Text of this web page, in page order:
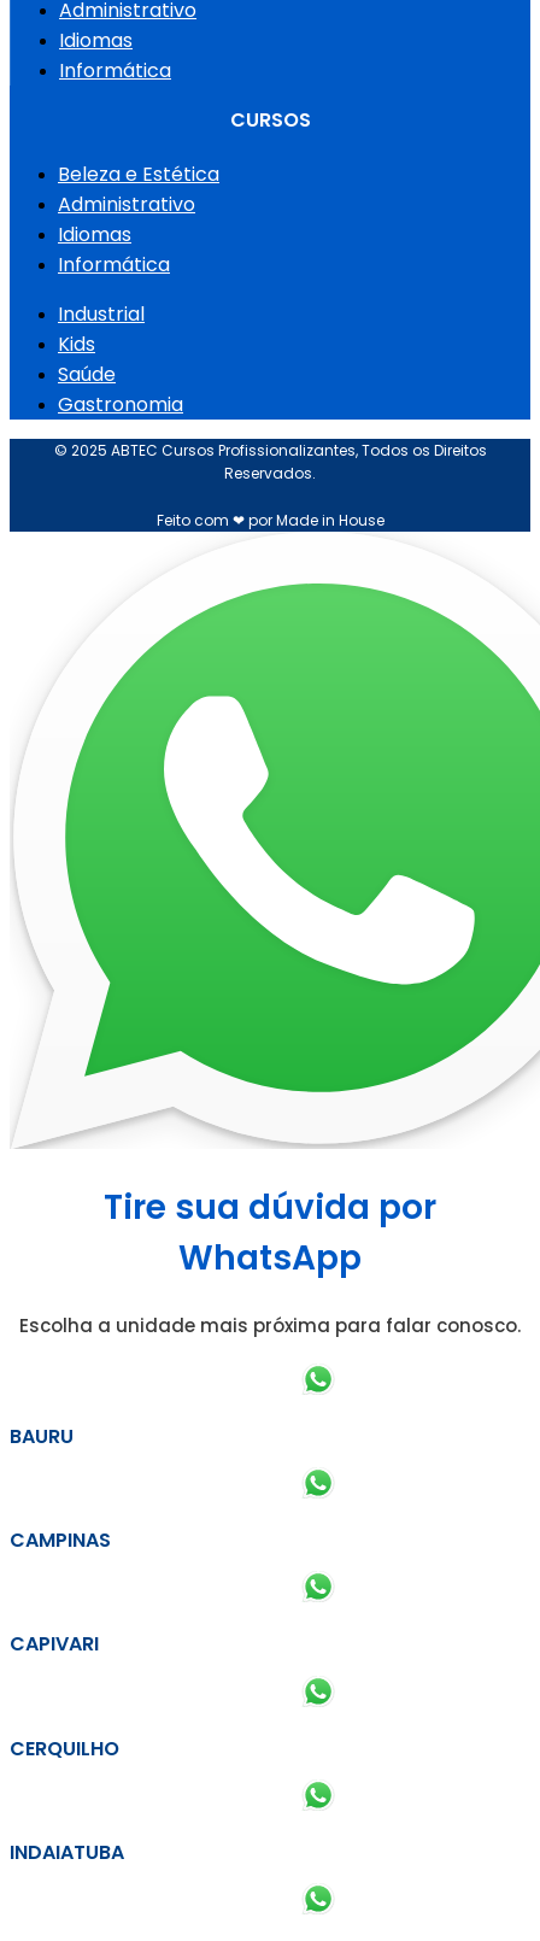
Administrativo
Idiomas
Informática
CURSOS
Beleza e Estética
Administrativo
Idiomas
Informática
Industrial
Kids
Saúde
Gastronomia
© 2025 ABTEC Cursos Profissionalizantes, Todos os Direitos
Reservados.
Feito com ❤ por Made in House
Tire sua dúvida por
WhatsApp
Escolha a unidade mais próxima para falar conosco.
BAURU
CAMPINAS
CAPIVARI
CERQUILHO
INDAIATUBA